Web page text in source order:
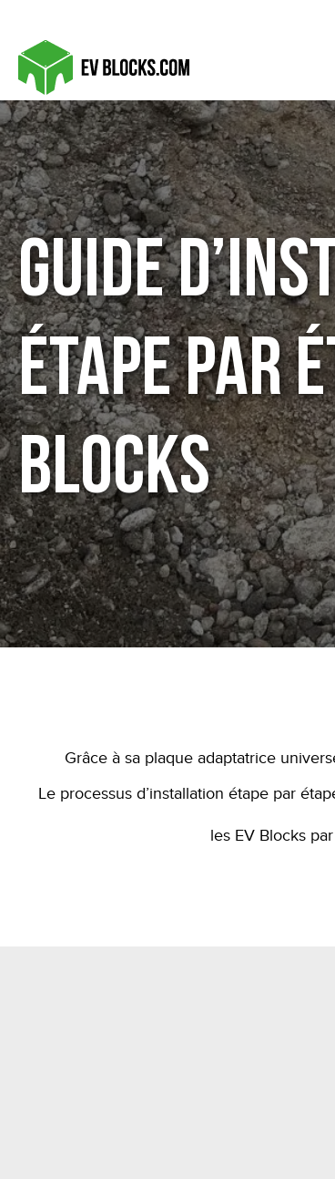
Guide
étape par
Blocks
Grâce à sa plaque adaptatrice
Le processus d’installation étape par
les EV Blocks